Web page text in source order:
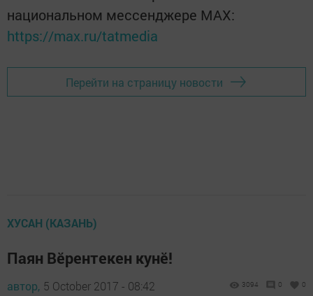
национальном мессенджере MАХ:
https://max.ru/tatmedia
Перейти на страницу новости
ХУСАН (КАЗАНЬ)
Паян Вӗрентекен кунӗ!
автор, 5 October 2017 - 08:42 3094 0 0